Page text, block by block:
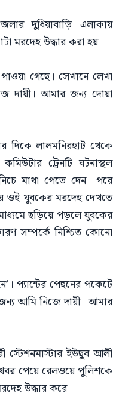
দুধিয়াবাড়ি এলাকায়
মরদেহ উদ্ধার করা হয়।
গেছে। সেখানে লেখা
দায়ী। আমার জন্য দোয়া
দিকে লালমনিরহাট থেকে
ট্রেনটি ঘটনাস্থল
মাথা পেতে দেন। পরে
ওই যুবকের মরদেহ দেখতে
ছড়িয়ে পড়লে যুবকের
সম্পর্কে নিশ্চিত কোনো
প্যান্টের পেছনের পকেটে
আমি নিজে দায়ী। আমার
স্টেশনমাস্টার ইউছুব আলী
পেয়ে রেলওয়ে পুলিশকে
উদ্ধার করে।